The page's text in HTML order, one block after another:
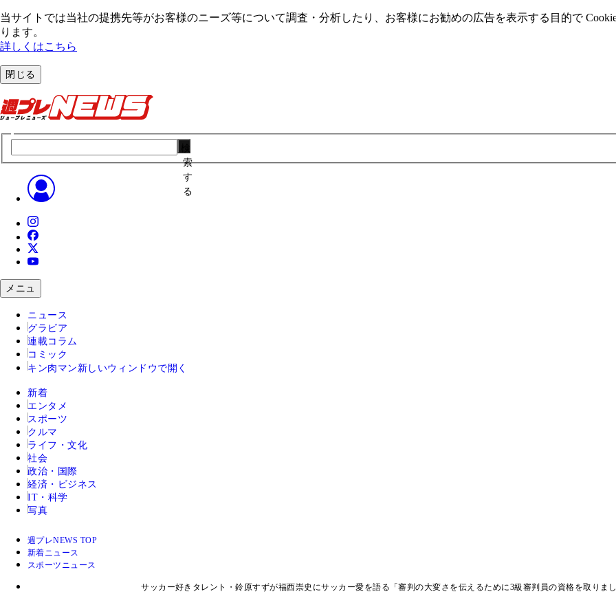
当サイトでは当社の提携先等がお客様のニーズ等について調査・分析したり、お客様にお勧めの広告を表⽰する⽬的で
ります。
詳しくはこちら
閉じる
索
す
る
メニュ
ニュース
グラビア
連載コラム
コミック
キン肉マン 新しいウィンドウで開く
新着
エンタメ
スポーツ
クルマ
ライフ・文化
社会
政治・国際
経済・ビジネス
IT・科学
写真
週プレNEWS TOP
新着ニュース
スポーツニュース
サッカー好きタレント・鈴原すずが福西崇史にサッカー愛を語る「審判の大変さを伝えるために3級審判員の資格を取りま